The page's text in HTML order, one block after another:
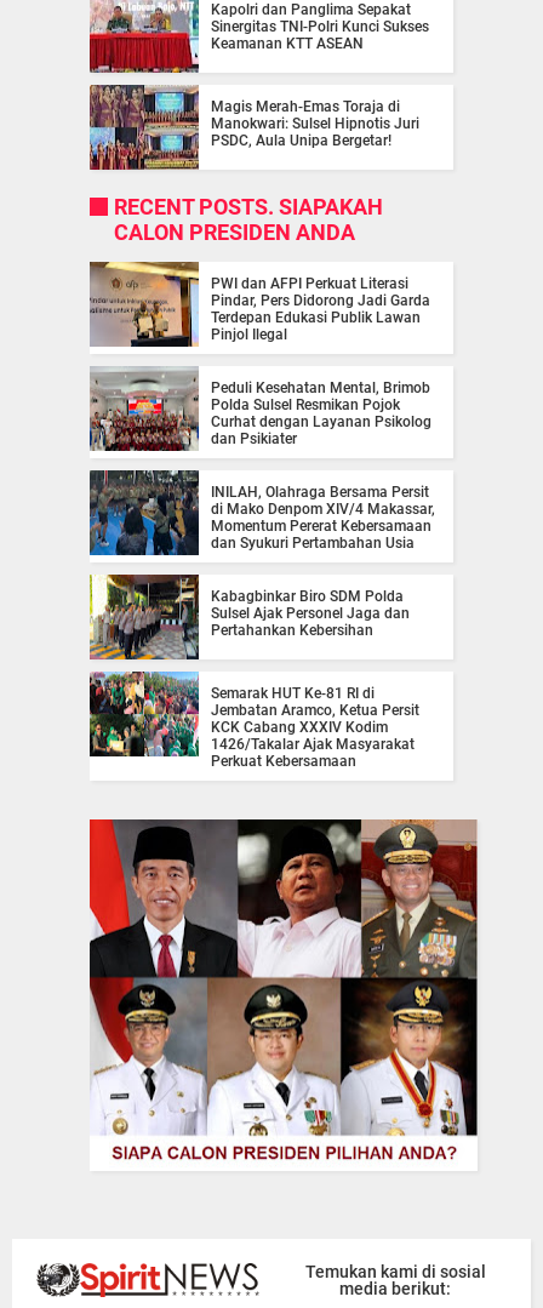
Kapolri dan Panglima Sepakat
Sinergitas TNI-Polri Kunci Sukses
Keamanan KTT ASEAN
Magis Merah-Emas Toraja di
Manokwari: Sulsel Hipnotis Juri
PSDC, Aula Unipa Bergetar!
RECENT POSTS. SIAPAKAH
CALON PRESIDEN ANDA
PWI dan AFPI Perkuat Literasi
Pindar, Pers Didorong Jadi Garda
Terdepan Edukasi Publik Lawan
Pinjol Ilegal
Peduli Kesehatan Mental, Brimob
Polda Sulsel Resmikan Pojok
Curhat dengan Layanan Psikolog
dan Psikiater
INILAH, Olahraga Bersama Persit
di Mako Denpom XIV/4 Makassar,
Momentum Pererat Kebersamaan
dan Syukuri Pertambahan Usia
Kabagbinkar Biro SDM Polda
Sulsel Ajak Personel Jaga dan
Pertahankan Kebersihan
Semarak HUT Ke-81 RI di
Jembatan Aramco, Ketua Persit
KCK Cabang XXXIV Kodim
1426/Takalar Ajak Masyarakat
Perkuat Kebersamaan
Temukan kami di sosial
media berikut: